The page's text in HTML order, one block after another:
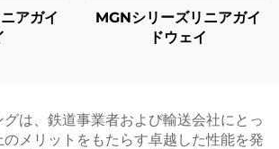
アガイ
MGNシリーズリニアガイ
ドウェイ
は、鉄道事業者および輸送会社にとっ
メリットをもたらす卓越した性能を発